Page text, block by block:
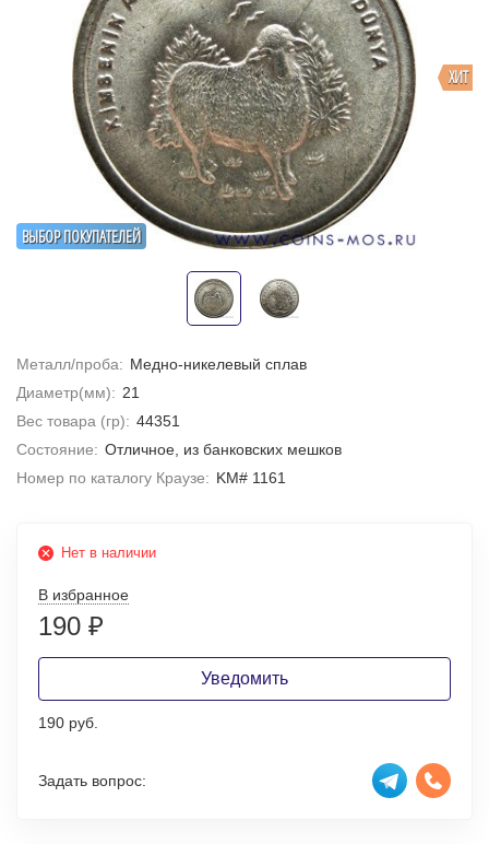
ВЫБОР ПОКУПАТЕЛЕЙ
ХИТ
Металл/проба: Медно-никелевый сплав
Диаметр(мм): 21
Вес товара (гр): 44351
Состояние: Отличное, из банковских мешков
Номер по каталогу Краузе: KM# 1161
Нет в наличии
В избранное
190 ₽
Уведомить
190 руб.
Задать вопрос: